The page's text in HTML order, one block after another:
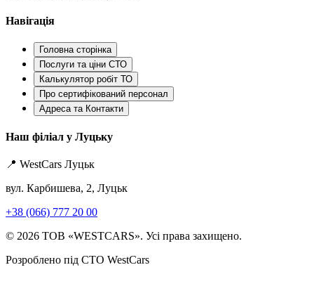
Навігація
Головна сторінка
Послуги та ціни СТО
Калькулятор робіт ТО
Про сертифікований персонал
Адреса та Контакти
Наш філіал у Луцьку
📍 WestCars Луцьк
вул. Карбишева, 2, Луцьк
+38 (066) 777 20 00
© 2026 ТОВ «WESTCARS». Усі права захищено.
Розроблено під СТО WestCars